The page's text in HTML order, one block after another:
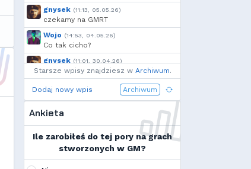
gnysek (11:13, 05.05.26)
czekamy na GMRT
Wojo (14:53, 04.05.26)
Co tak cicho?
gnysek (11:01, 30.04.26)
Grill panie, grill.
Wojo
(14:18, 29.04.26)
Jak planujecie spędzić najbliższą
Ja zainstalowałem sobie Linux mint
na swoim laptopie
Wojo
Tak, po zmianach gmclan przeżywa
Starsze wpisy znajdziesz w Archiwum.
Dodaj nowy wpis Archiwum
Ankieta
Ile zarobiłeś do tej pory na grach
stworzonych w GM?